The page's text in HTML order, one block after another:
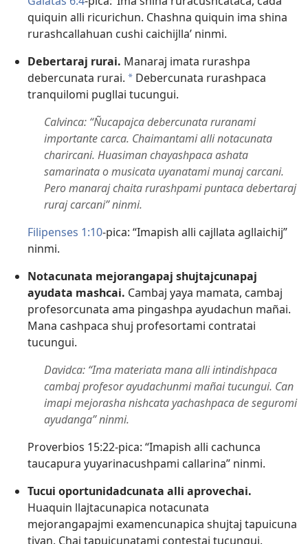
quiquin alli ricurichun. Chashna quiquin ima shina
rurashcallahuan cushi caichijlla’ ninmi.
Debertaraj rurai. Manaraj imata rurashpa
debercunata rurai. a Debercunata rurashpaca
tranquilomi pugllai tucungui.
Calvinca: “Ñucapajca debercunata ruranami
importante carca. Chaimantami alli notacunata
charircani. Huasiman chayashpaca ashata
samarinata o musicata uyanatami munaj carcani.
Pero manaraj chaita rurashpami puntaca debertaraj
ruraj carcani” ninmi.
Filipenses 1:10-pica: “Imapish alli cajllata agllaichij”
ninmi.
Notacunata mejorangapaj shujtajcunapaj
ayudata mashcai. Cambaj yaya mamata, cambaj
profesorcunata ama pingashpa ayudachun mañai.
Mana cashpaca shuj profesortami contratai
tucungui.
Davidca: “Ima materiata mana alli intindishpaca
cambaj profesor ayudachunmi mañai tucungui. Can
imapi mejorasha nishcata yachashpaca de seguromi
ayudanga” ninmi.
Proverbios 15:22-pica: “Imapish alli cachunca
taucapura yuyarinacushpami callarina” ninmi.
Tucui oportunidadcunata alli aprovechai.
Huaquin llajtacunapica notacunata
mejorangapajmi examencunapica shujtaj tapuicuna
tiyan. Chai tapuicunatami contestai tucungui.